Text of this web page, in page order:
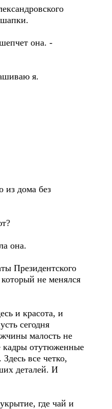
она. -
я.
из дома без
она.
Президентского
не менялся
и красота, и
сегодня
малость не
кадры отутюженные
все четко,
деталей. И
где чай и